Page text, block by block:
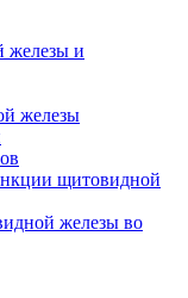
железы и
железы
щитовидной
железы во